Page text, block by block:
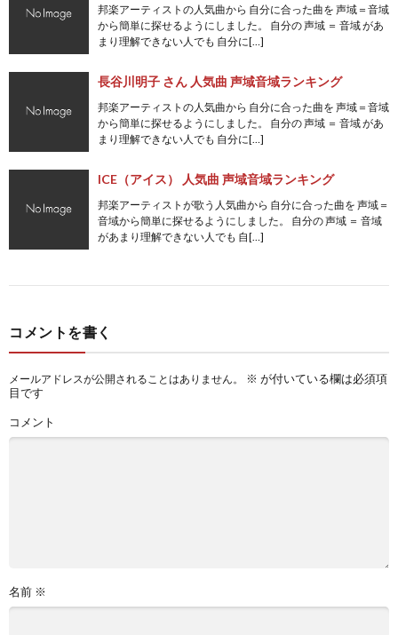
邦楽アーティストの人気曲から 自分に合った曲を 声域＝音域
から簡単に探せるようにしました。 自分の 声域 ＝ 音域 があ
まり理解できない人でも 自分に[…]
長谷川明子 さん 人気曲 声域音域ランキング
邦楽アーティストの人気曲から 自分に合った曲を 声域＝音域
から簡単に探せるようにしました。 自分の 声域 ＝ 音域 があ
まり理解できない人でも 自分に[…]
ICE（アイス） 人気曲 声域音域ランキング
邦楽アーティストが歌う人気曲から 自分に合った曲を 声域＝
音域から簡単に探せるようにしました。 自分の 声域 ＝ 音域
があまり理解できない人でも 自[…]
コメントを書く
メールアドレスが公開されることはありません。 ※ が付いている欄は必須項
目です
コメント
名前 ※